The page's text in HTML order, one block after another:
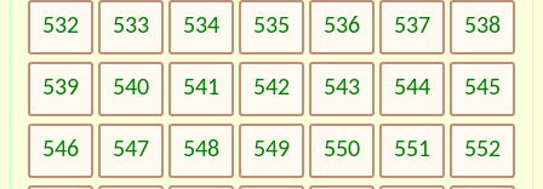
532 533 534 535 536 537 538
539 540 541 542 543 544 545
546 547 548 549 550 551 552